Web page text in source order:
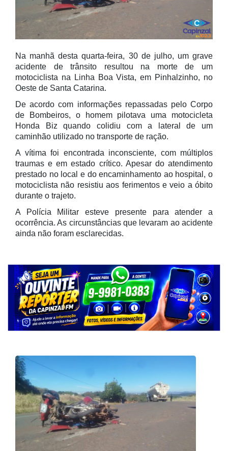
Na manhã desta quarta-feira, 30 de julho, um grave
acidente de trânsito resultou na morte de um
motociclista na Linha Boa Vista, em Pinhalzinho, no
Oeste de Santa Catarina.
De acordo com informações repassadas pelo Corpo
de Bombeiros, o homem pilotava uma motocicleta
Honda Biz quando colidiu com a lateral de um
caminhão utilizado no transporte de ração.
A vítima foi encontrada inconsciente, com múltiplos
traumas e em estado crítico. Apesar do atendimento
prestado no local e do encaminhamento ao hospital, o
motociclista não resistiu aos ferimentos e veio a óbito
durante o trajeto.
A Polícia Militar esteve presente para atender a
ocorrência. As circunstâncias que levaram ao acidente
ainda não foram esclarecidas.